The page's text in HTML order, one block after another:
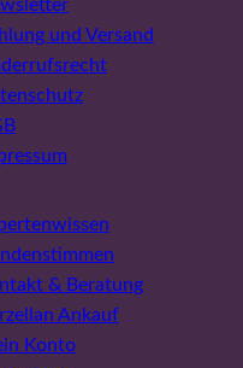
und Versand
& Beratung
Ankauf
Konto